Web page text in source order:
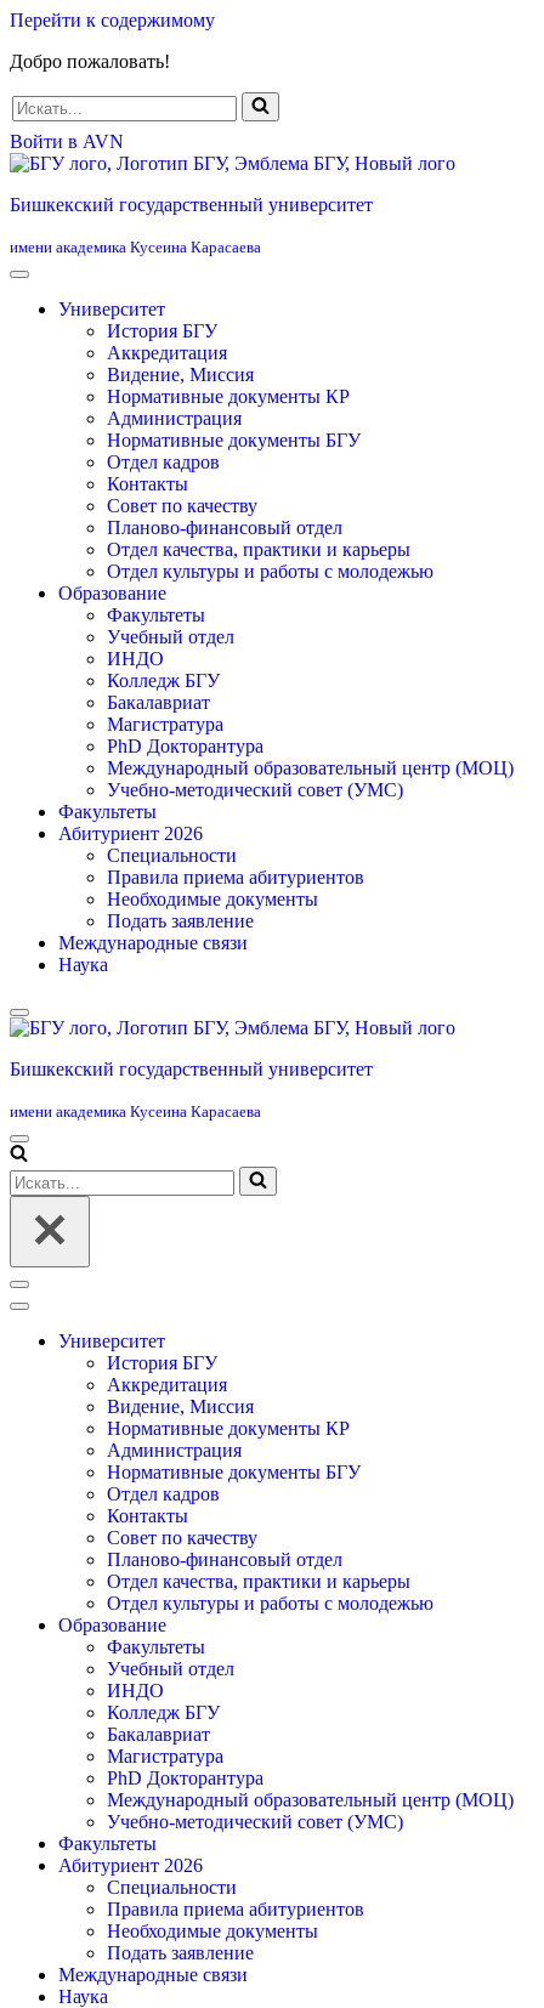
Перейти к содержимому
Добро пожаловать!
Искать...
Войти в AVN
Бишкекский государственный университет
имени академика Кусеина Карасаева
Университет
История БГУ
Аккредитация
Видение, Миссия
Нормативные документы КР
Администрация
Нормативные документы БГУ
Отдел кадров
Контакты
Совет по качеству
Планово-финансовый отдел
Отдел качества, практики и карьеры
Отдел культуры и работы с молодежью
Образование
Факультеты
Учебный отдел
ИНДО
Колледж БГУ
Бакалавриат
Магистратура
PhD Докторантура
Международный образовательный центр (МОЦ)
Учебно-методический совет (УМС)
Факультеты
Абитуриент 2026
Специальности
Правила приема абитуриентов
Необходимые документы
Подать заявление
Международные связи
Наука
Бишкекский государственный университет
имени академика Кусеина Карасаева
Меню
навигации
Искать...
Меню
навигации
Университет
История БГУ
Аккредитация
Видение, Миссия
Нормативные документы КР
Администрация
Нормативные документы БГУ
Отдел кадров
Контакты
Совет по качеству
Планово-финансовый отдел
Отдел качества, практики и карьеры
Отдел культуры и работы с молодежью
Образование
Факультеты
Учебный отдел
ИНДО
Колледж БГУ
Бакалавриат
Магистратура
PhD Докторантура
Международный образовательный центр (МОЦ)
Учебно-методический совет (УМС)
Факультеты
Абитуриент 2026
Специальности
Правила приема абитуриентов
Необходимые документы
Подать заявление
Международные связи
Наука